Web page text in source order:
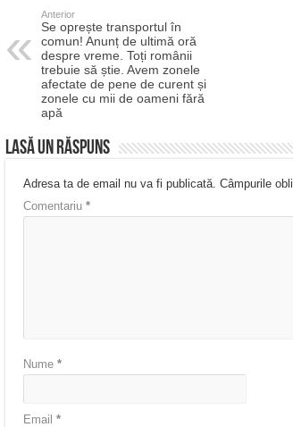
Anterior
Se oprește transportul în
comun! Anunț de ultimă oră
despre vreme. Toți românii
trebuie să știe. Avem zonele
afectate de pene de curent și
zonele cu mii de oameni fără
apă
Lasă un răspuns
Adresa ta de email nu va fi publicată. Câmpurile
Comentariu *
Nume *
Email *